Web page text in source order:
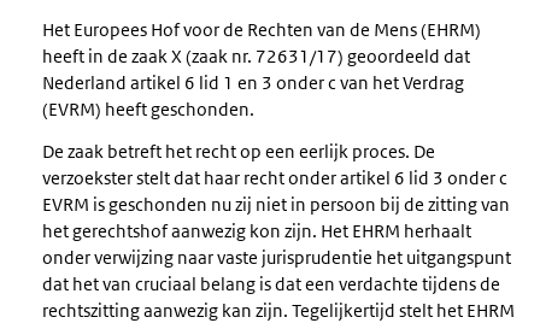
Het Europees Hof voor de Rechten van de Mens (EHRM)
heeft in de zaak X (zaak nr. 72631/17) geoordeeld dat
Nederland artikel 6 lid 1 en 3 onder c van het Verdrag
(EVRM) heeft geschonden.
De zaak betreft het recht op een eerlijk proces. De
verzoekster stelt dat haar recht onder artikel 6 lid 3 onder c
EVRM is geschonden nu zij niet in persoon bij de zitting van
het gerechtshof aanwezig kon zijn. Het EHRM herhaalt
onder verwijzing naar vaste jurisprudentie het uitgangspunt
dat het van cruciaal belang is dat een verdachte tijdens de
rechtszitting aanwezig kan zijn. Tegelijkertijd stelt het EHRM